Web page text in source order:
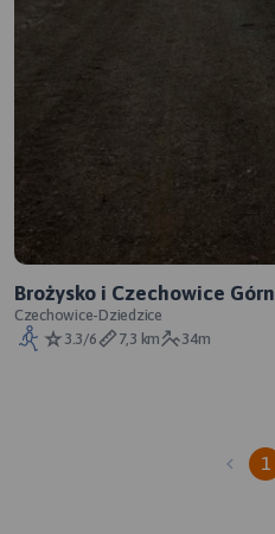
Brożysko i Czechowice
biegowa (test)
Czechowice-Dziedzice
3.3/6
7,3 km 34m
1